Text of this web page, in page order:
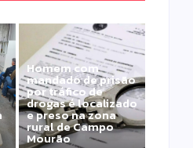
Homem com
mandado de prisão
por tráfico de
drogas é localizado
e preso na zona
rural de Campo
Mourão